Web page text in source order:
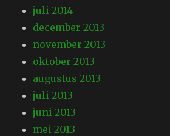
juli 2014
december 2013
november 2013
oktober 2013
augustus 2013
juli 2013
juni 2013
mei 2013